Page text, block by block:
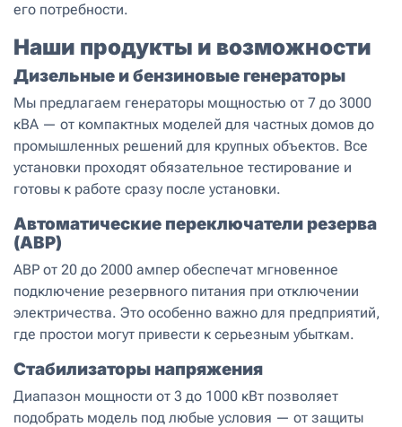
его потребности.
Наши продукты и возможности
Дизельные и бензиновые генераторы
Мы предлагаем генераторы мощностью от 7 до 3000
кВА — от компактных моделей для частных домов до
промышленных решений для крупных объектов. Все
установки проходят обязательное тестирование и
готовы к работе сразу после установки.
Автоматические переключатели резерва
(АВР)
АВР от 20 до 2000 ампер обеспечат мгновенное
подключение резервного питания при отключении
электричества. Это особенно важно для предприятий,
где простои могут привести к серьезным убыткам.
Стабилизаторы напряжения
Диапазон мощности от 3 до 1000 кВт позволяет
подобрать модель под любые условия — от защиты